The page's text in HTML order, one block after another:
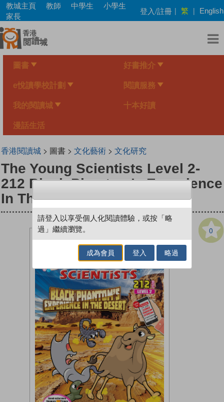
Skip
main
content
教城主頁 教師 中學生
小學生
家長
登入/註冊 | 繁 | English
圖書 好書推介
e悅讀學校計劃 閱讀服務
我的閱讀城 十本好讀
漫話生活
香港閱讀城> 圖書 > 文化藝術> 文化研究
The Young Scientists Level 2-
212 Black Phantom’s Experience
In The Desert
0
請登入以享受個人化閱讀體驗，或按「略
過」繼續瀏覽。
成為會員 登入 略過